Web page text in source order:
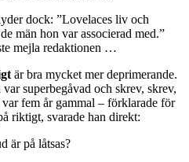
dock: ”Lovelaces liv och
män hon var associerad med.”
mejla redaktionen …
är bra mycket mer deprimerande.
superbegåvad och skrev, skrev,
fem år gammal – förklarade för
riktigt, svarade han direkt:
är på låtsas?